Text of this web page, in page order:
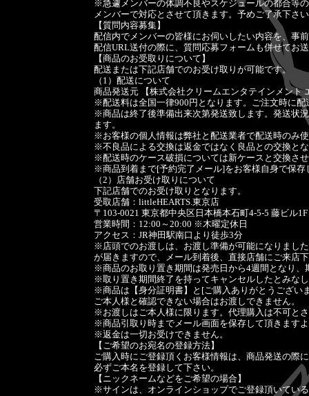
※急遽メンバーの体調不良やスケジュールの都合等
メンバーで対応とさせて頂きます。予めご了承下さ
【質問内容募集】
配信内でメンバーの皆様にお伺いしたい内容を、事
配信URL送付の際に、質問応募フォームも併せてお
【商品のお受取りについて】
配送または下記店舗でのお受け取りが可能です。
（1）配送について
商品発送元 【株式会社クリームエンタテインメント
※配送料は全国一律900円となります。ご注文時に
※商品は終了後準備出来次第発送致します。発送状
ます。
※お客様の個人情報は弊社と配送業者で配送時のみ
※不良品による交換は返金ではなく良品との交換と
※配送時のケース破損については新ケースと交換さ
※商品到着まで[予約完了メール]をお客様自身で保存
（2）店舗お受け取りについて
下記店舗でのお受け取りとなります。
受取店舗：littleHEARTS.東京店
〒103-0021 東京都中央区日本橋本石町4-5-5 藤ビル1F
営業時間：12:00～20:00 ※木曜定休日
アクセス：JR神田駅南口より徒歩3分
※店頭でのお渡しは、お渡し準備が可能になりまし
が届きますので、メール到着後、直接店舗にご来店
※商品のお取り置き期間は発売日から4週間となり
※取り置き期間終了を持ってキャンセルしたとみな
※商品は【身分証明書】と[ご購入ありがとうござい
ご本人様と確認できない場合はお渡しできません。
※お渡しはご本人様に限ります。代理購入は不可と
※商品引取り時までメール画面を保存して頂きます
※返金は一切お受けできません。
【ご希望のお宛名の登録方法】
ご購入時にご登録頂くお客様情報は、商品発送の際
必ずご本名を登録して下さい。
【ニックネームなどをご希望の場合】
※サインは、オンラインショップでご登録頂いてい